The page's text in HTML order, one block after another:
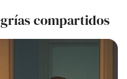
compartidos